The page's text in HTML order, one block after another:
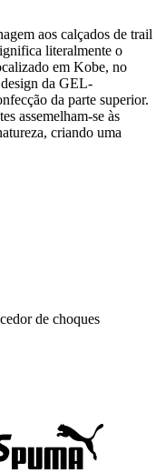
aos calçados de trail
literalmente o
em Kobe, no
da GEL-
da parte superior.
assemelham-se às
criando uma
de choques